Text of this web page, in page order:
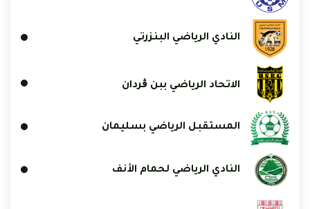
النادي الرياضي البنزرتي
الاتحاد الرياضي ببن ڨردان
المستقبل الرياضي بسليمان
النادي الرياضي لحمام الأنف